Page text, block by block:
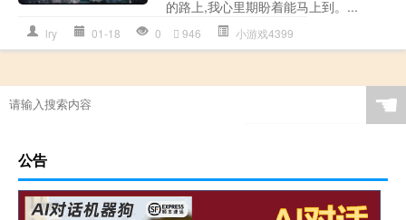
的路上,我心里期盼着能马上到。...
lry 01-18 0 946 小游戏4399
☚
公告